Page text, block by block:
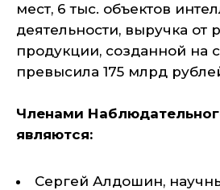
мест, 6 тыс. объектов
деятельности, выручка от
продукции, созданной на
превысила 175 млрд
Членами
являются:
Сергей Алдошин,